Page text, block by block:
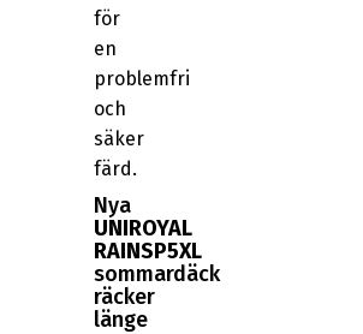
för
en
problemfri
och
säker
färd.
Nya
UNIROYAL
RAINSP5XL
sommardäck
räcker
länge